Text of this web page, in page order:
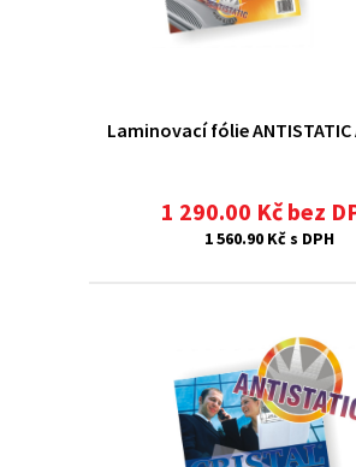
Laminovací fólie ANTISTATIC
1 290.00 Kč bez
1 560.90 Kč s DPH